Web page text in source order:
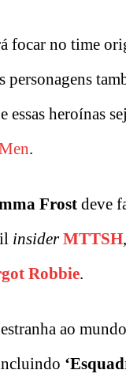
focar no time
essas heroínas
.
Frost deve
insider MTTSH
Robbie.
ao